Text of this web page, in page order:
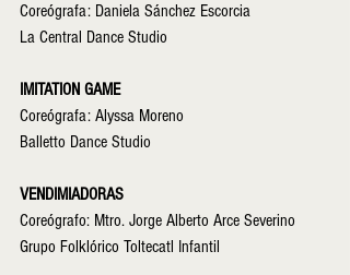
Coreógrafa: Daniela Sánchez Escorcia
La Central Dance Studio
IMITATION GAME
Coreógrafa: Alyssa Moreno
Balletto Dance Studio
VENDIMIADORAS
Coreógrafo: Mtro. Jorge Alberto Arce Severino
Grupo Folklórico Toltecatl Infantil